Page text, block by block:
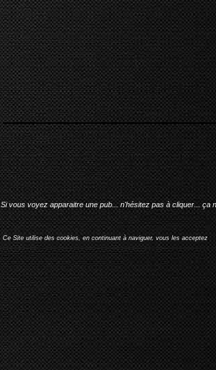
Si vous voyez apparaitre une pub... n'hésitez pas à cliquer... ça
Ce Site utilise des cookies, en continuant à naviguer, vous les acceptez